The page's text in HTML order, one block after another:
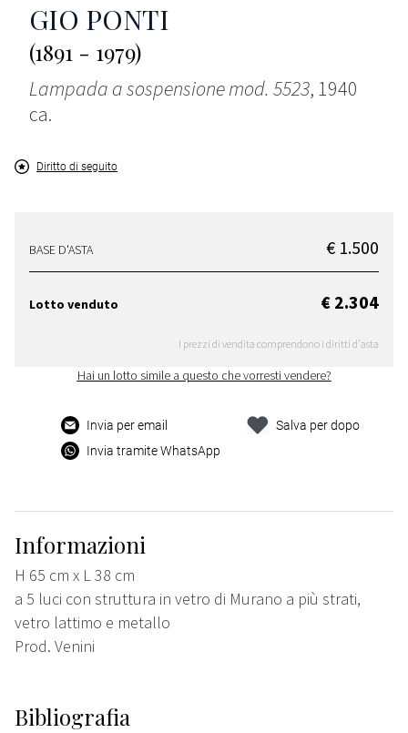
GIO PONTI
(1891 - 1979)
Lampada a sospensione mod. 5523, 1940
ca.
Diritto di seguito
BASE D'ASTA € 1.500
Lotto venduto € 2.304
I prezzi di vendita comprendono i diritti d'asta
Hai un lotto simile a questo che vorresti vendere?
Invia per email
Invia tramite WhatsApp
Salva per dopo
Informazioni
H 65 cm x L 38 cm
a 5 luci con struttura in vetro di Murano a più strati,
vetro lattimo e metallo
Prod. Venini
Bibliografia